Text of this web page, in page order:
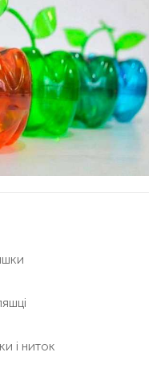
і ниток